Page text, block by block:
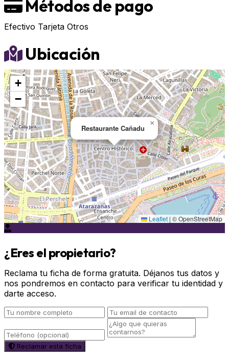
Métodos de pago
Efectivo Tarjeta Otros
Ubicación
Restaurante Cañadu
×
+
−
Leaflet | © OpenStreetMap
¿Eres el propietario?
Reclama tu ficha de forma gratuita. Déjanos tus datos y
nos pondremos en contacto para verificar tu identidad y
darte acceso.
Reclamar esta ficha